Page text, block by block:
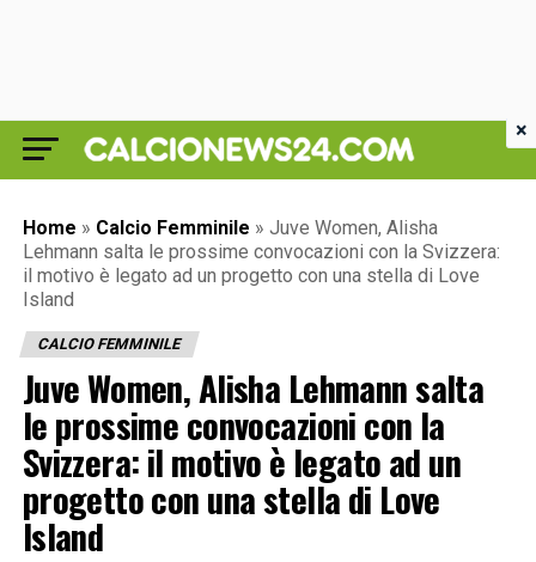
Home » Calcio Femminile » Juve Women, Alisha
Lehmann salta le prossime convocazioni con la Svizzera:
il motivo è legato ad un progetto con una stella di Love
Island
CALCIO FEMMINILE
Juve Women, Alisha Lehmann salta
le prossime convocazioni con la
Svizzera: il motivo è legato ad un
progetto con una stella di Love
Island
×